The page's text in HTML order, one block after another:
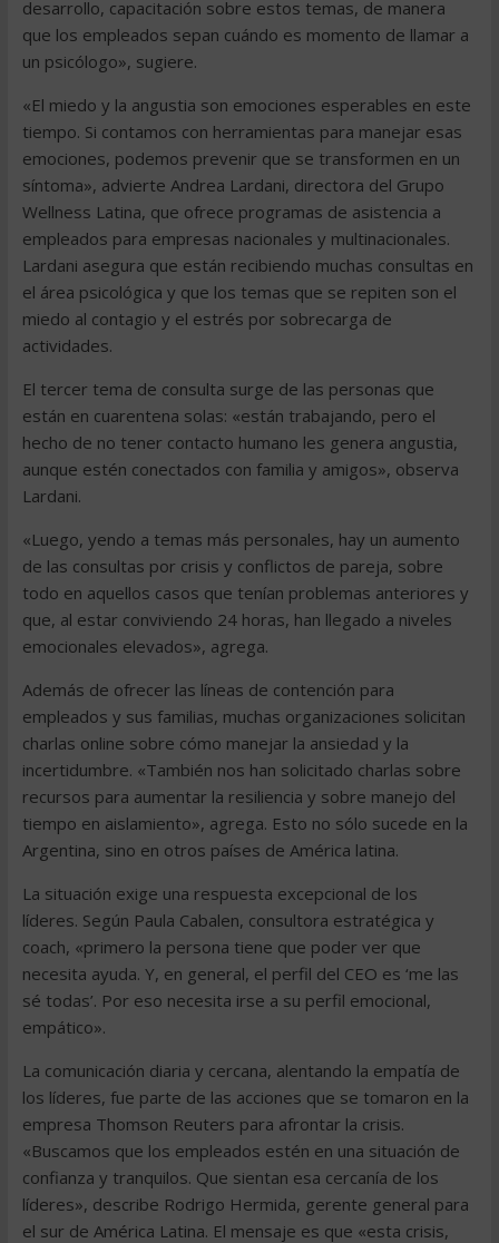
desarrollo, capacitación sobre estos temas, de manera
que los empleados sepan cuándo es momento de llamar a
un psicólogo», sugiere.
«El miedo y la angustia son emociones esperables en este
tiempo. Si contamos con herramientas para manejar esas
emociones, podemos prevenir que se transformen en un
síntoma», advierte Andrea Lardani, directora del Grupo
Wellness Latina, que ofrece programas de asistencia a
empleados para empresas nacionales y multinacionales.
Lardani asegura que están recibiendo muchas consultas en
el área psicológica y que los temas que se repiten son el
miedo al contagio y el estrés por sobrecarga de
actividades.
El tercer tema de consulta surge de las personas que
están en cuarentena solas: «están trabajando, pero el
hecho de no tener contacto humano les genera angustia,
aunque estén conectados con familia y amigos», observa
Lardani.
«Luego, yendo a temas más personales, hay un aumento
de las consultas por crisis y conflictos de pareja, sobre
todo en aquellos casos que tenían problemas anteriores y
que, al estar conviviendo 24 horas, han llegado a niveles
emocionales elevados», agrega.
Además de ofrecer las líneas de contención para
empleados y sus familias, muchas organizaciones solicitan
charlas online sobre cómo manejar la ansiedad y la
incertidumbre. «También nos han solicitado charlas sobre
recursos para aumentar la resiliencia y sobre manejo del
tiempo en aislamiento», agrega. Esto no sólo sucede en la
Argentina, sino en otros países de América latina.
La situación exige una respuesta excepcional de los
líderes. Según Paula Cabalen, consultora estratégica y
coach, «primero la persona tiene que poder ver que
necesita ayuda. Y, en general, el perfil del CEO es ‘me las
sé todas’. Por eso necesita irse a su perfil emocional,
empático».
La comunicación diaria y cercana, alentando la empatía de
los líderes, fue parte de las acciones que se tomaron en la
empresa Thomson Reuters para afrontar la crisis.
«Buscamos que los empleados estén en una situación de
confianza y tranquilos. Que sientan esa cercanía de los
líderes», describe Rodrigo Hermida, gerente general para
el sur de América Latina. El mensaje es que «esta crisis,